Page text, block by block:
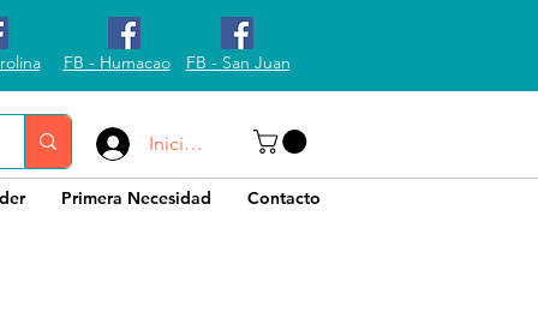
FB - Humacao FB - San Juan
Iniciar sesión
Primera Necesidad Contacto